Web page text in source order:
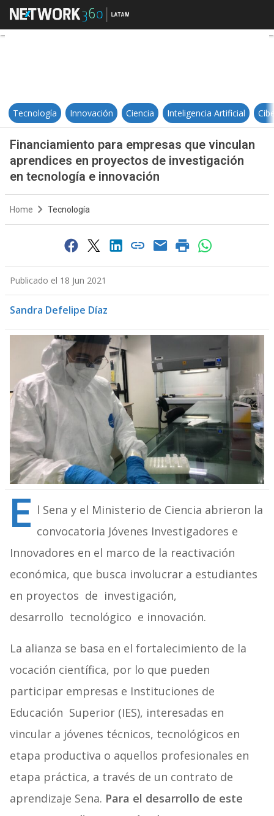
Financiamiento para empresas
Tecnología Innovación Ciencia Inteligencia Artificial
Financiamiento para empresas que vinculan
aprendices en proyectos de investigación
en tecnología e innovación
Home Tecnología
Publicado el 18 Jun 2021
Sandra Defelipe Díaz
E l Sena y el Ministerio de Ciencia abrieron la
convocatoria Jóvenes Investigadores e
Innovadores en el marco de la reactivación
económica, que busca involucrar a estudiantes
en proyectos de investigación,
desarrollo tecnológico e innovación.
La alianza se basa en el fortalecimiento de la
vocación científica, por lo que pueden
participar empresas e Instituciones de
Educación Superior (IES), interesadas en
vincular a jóvenes técnicos, tecnológicos en
etapa productiva o aquellos profesionales en
etapa práctica, a través de un contrato de
aprendizaje Sena. Para el desarrollo de este